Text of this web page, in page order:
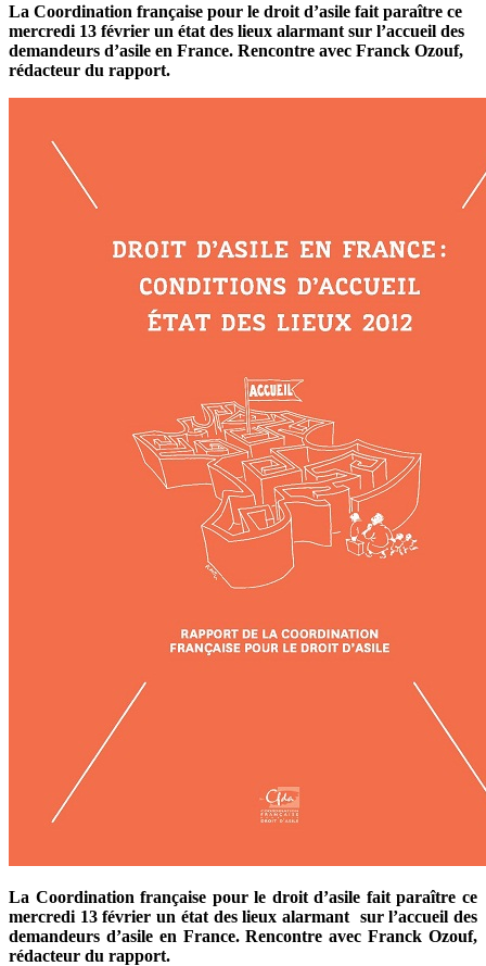
La Coordination française pour le droit d’asile fait paraître ce
mercredi 13 février un état des lieux alarmant sur l’accueil des
demandeurs d’asile en France. Rencontre avec Franck Ozouf,
rédacteur du rapport.
La Coordination française pour le droit d’asile fait paraître ce
mercredi 13 février un état des lieux alarmant sur l’accueil des
demandeurs d’asile en France. Rencontre avec Franck Ozouf,
rédacteur du rapport.